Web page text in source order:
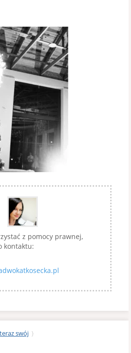
z pomocy prawnej,
kontaktu:
swój }